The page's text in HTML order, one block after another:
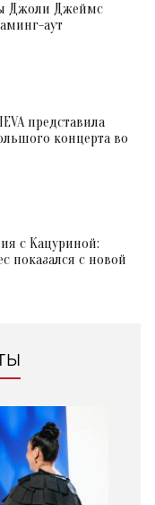
Джоли Джеймс
аут
представила
концерта во
с Кацуриной:
показался с новой